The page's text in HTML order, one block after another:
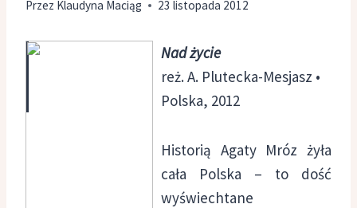
Przez Klaudyna Maciąg 23 listopada 2012
Nad życie
reż. A. Plutecka-Mesjasz •
Polska, 2012
Historią Agaty Mróz żyła
cała Polska – to dość
wyświechtane